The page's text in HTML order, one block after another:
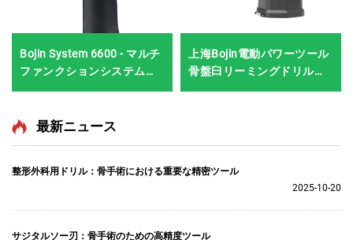
Bojin System 6600 - マルチ
ファンクションシステム
（ブラシレスモーター、エ
ン）
上海Bojin電動パワーツール
骨盤臼リーミングドリル
5507B 整形外科手術・関節
最新ニュース
整形外科用ドリル：骨手術における重要な精密ツール
2025-10-20
サジタルソー刃：骨手術のための高精度ツール